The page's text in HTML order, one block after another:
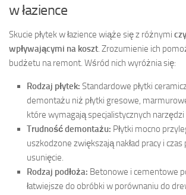
w łazience
Skucie płytek w łazience wiąże się z różnymi
wpływającymi na koszt . Zrozumienie ich
budżetu na remont. Wśród nich wyróżnia się:
Rodzaj płytek: Standardowe płytki
demontażu niż płytki gresowe,
które wymagają specjalistycznych narzędzi
Trudność demontażu: Płytki mocno
uszkodzone zwiększają nakład pracy i
usunięcie.
Rodzaj podłoża: Betonowe i cementowe
łatwiejsze do obróbki w porównaniu do